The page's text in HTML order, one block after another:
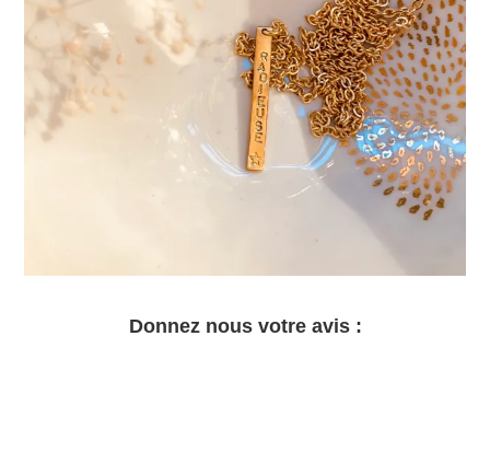
Donnez nous votre avis :